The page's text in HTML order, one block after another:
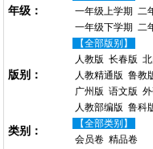
年级：
一年级上学期 二
一年级下学期 二
版别：
【全部版别】
人教版 长春版
人教精通版 鲁教
广州版 语文版
人教部编版 鲁科
类别：
【全部类别】
会员卷 精品卷